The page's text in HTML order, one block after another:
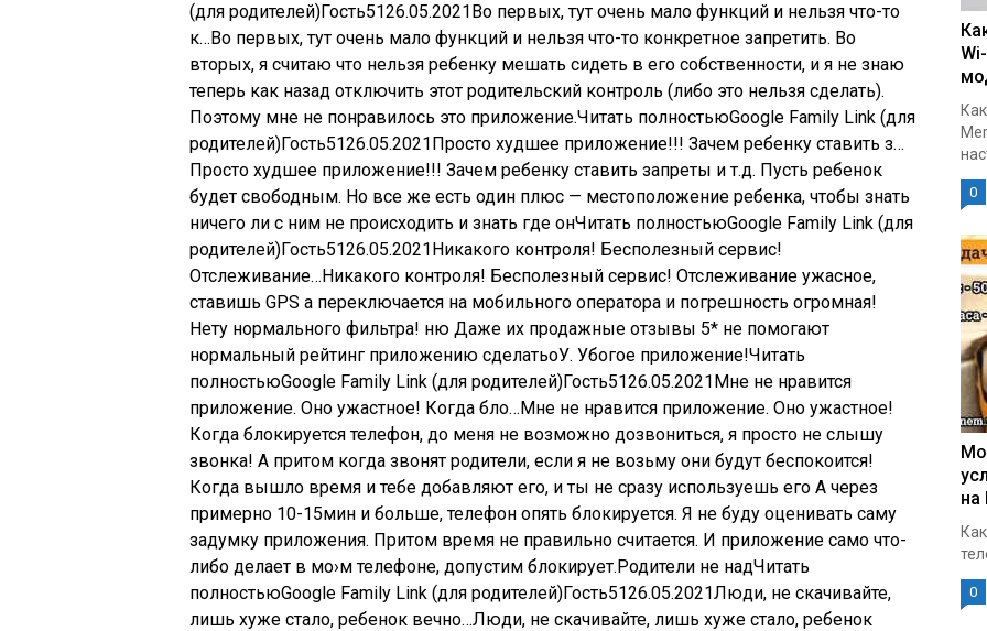
(для родителей)Гость5126.05.2021Во первых, тут очень мало функций и нельзя что-то
к…Во первых, тут очень мало функций и нельзя что-то конкретное запретить. Во
вторых, я считаю что нельзя ребенку мешать сидеть в его собственности, и я не знаю
теперь как назад отключить этот родительский контроль (либо это нельзя сделать).
Поэтому мне не понравилось это приложение.Читать полностьюGoogle Family Link (для
родителей)Гость5126.05.2021Просто худшее приложение!!! Зачем ребенку ставить з…
Просто худшее приложение!!! Зачем ребенку ставить запреты и т.д. Пусть ребенок
будет свободным. Но все же есть один плюс — местоположение ребенка, чтобы знать
ничего ли с ним не происходить и знать где онЧитать полностьюGoogle Family Link (для
родителей)Гость5126.05.2021Никакого контроля! Бесполезный сервис!
Отслеживание…Никакого контроля! Бесполезный сервис! Отслеживание ужасное,
ставишь GPS а переключается на мобильного оператора и погрешность огромная!
Нету нормального фильтра! ню Даже их продажные отзывы 5* не помогают
нормальный рейтинг приложению сделатьоУ. Убогое приложение!Читать
полностьюGoogle Family Link (для родителей)Гость5126.05.2021Мне не нравится
приложение. Оно ужастное! Когда бло…Мне не нравится приложение. Оно ужастное!
Когда блокируется телефон, до меня не возможно дозвониться, я просто не слышу
звонка! А притом когда звонят родители, если я не возьму они будут беспокоится!
Когда вышло время и тебе добавляют его, и ты не сразу используешь его А через
примерно 10-15мин и больше, телефон опять блокируется. Я не буду оценивать саму
задумку приложения. Притом время не правильно считается. И приложение само что-
либо делает в мо›м телефоне, допустим блокирует.Родители не надЧитать
полностьюGoogle Family Link (для родителей)Гость5126.05.2021Люди, не скачивайте,
лишь хуже стало, ребенок вечно…Люди, не скачивайте, лишь хуже стало, ребенок
0
на
0